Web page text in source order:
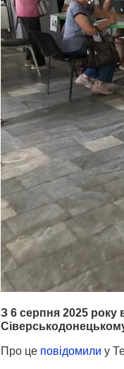
З 6 серпня 2025 року
Про це повідомили у